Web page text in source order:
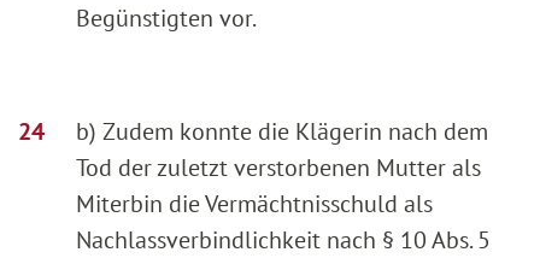
Begünstigten vor.
b) Zudem konnte die Klägerin nach dem
Tod der zuletzt verstorbenen Mutter als
Miterbin die Vermächtnisschuld als
Nachlassverbindlichkeit nach § 10 Abs. 5